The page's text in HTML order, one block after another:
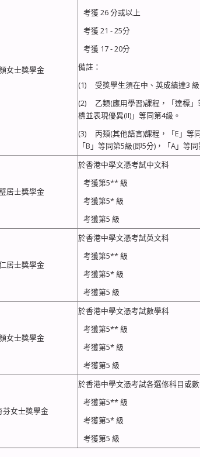
女士獎學金
考獲 26 分或以上
考獲 21 - 25分
考獲 17 - 20分
備註：
(1) 受獎學生須在中、英成績達3
(2) 乙類(應用學習)課程，「達標」
標並表現優異(II)」等同第4級。
(3) 丙類(其他語言)課程，「E」等
「B」等同第5級(即5分)，「A」等
居士獎學金
於香港中學文憑考試中文科
考獲第5** 級
考獲第5* 級
考獲第5 級
居士獎學金
於香港中學文憑考試英文科
考獲第5** 級
考獲第5* 級
考獲第5 級
女士獎學金
於香港中學文憑考試數學科
考獲第5** 級
考獲第5* 級
考獲第5 級
芬女士獎學金
於香港中學文憑考試各選修科目或
考獲第5** 級
考獲第5* 級
考獲第5 級